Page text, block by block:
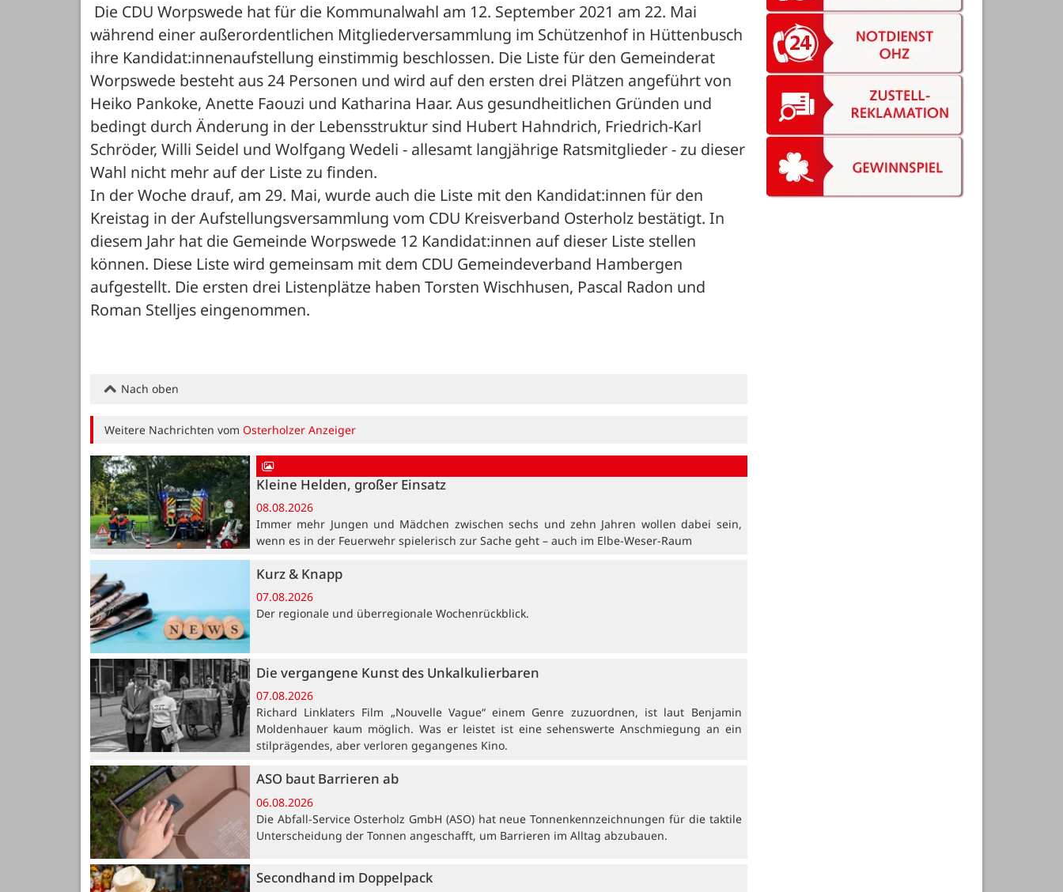
Die CDU Worpswede hat für die Kommunalwahl am 12. September 2021 am 22. Mai
während einer außerordentlichen Mitgliederversammlung im Schützenhof in Hüttenbusch
ihre Kandidat:innenaufstellung einstimmig beschlossen. Die Liste für den Gemeinderat
Worpswede besteht aus 24 Personen und wird auf den ersten drei Plätzen angeführt von
Heiko Pankoke, Anette Faouzi und Katharina Haar. Aus gesundheitlichen Gründen und
bedingt durch Änderung in der Lebensstruktur sind Hubert Hahndrich, Friedrich-Karl
Schröder, Willi Seidel und Wolfgang Wedeli - allesamt langjährige Ratsmitglieder - zu dieser
Wahl nicht mehr auf der Liste zu finden.
In der Woche drauf, am 29. Mai, wurde auch die Liste mit den Kandidat:innen für den
Kreistag in der Aufstellungsversammlung vom CDU Kreisverband Osterholz bestätigt. In
diesem Jahr hat die Gemeinde Worpswede 12 Kandidat:innen auf dieser Liste stellen
können. Diese Liste wird gemeinsam mit dem CDU Gemeindeverband Hambergen
aufgestellt. Die ersten drei Listenplätze haben Torsten Wischhusen, Pascal Radon und
Roman Stelljes eingenommen.
Nach oben
Weitere Nachrichten vomOsterholzer Anzeiger
Kleine Helden, großer Einsatz
08.08.2026
Immer mehr Jungen und Mädchen zwischen sechs und zehn Jahren wollen dabei sein,
wenn es in der Feuerwehr spielerisch zur Sache geht – auch im Elbe-Weser-Raum
Kurz & Knapp
07.08.2026
Der regionale und überregionale Wochenrückblick.
Die vergangene Kunst des Unkalkulierbaren
07.08.2026
Richard Linklaters Film „Nouvelle Vague“ einem Genre zuzuordnen, ist laut Benjamin
Moldenhauer kaum möglich. Was er leistet ist eine sehenswerte Anschmiegung an ein
stilprägendes, aber verloren gegangenes Kino.
ASO baut Barrieren ab
06.08.2026
Die Abfall-Service Osterholz GmbH (ASO) hat neue Tonnenkennzeichnungen für die taktile
Unterscheidung der Tonnen angeschafft, um Barrieren im Alltag abzubauen.
Secondhand im Doppelpack